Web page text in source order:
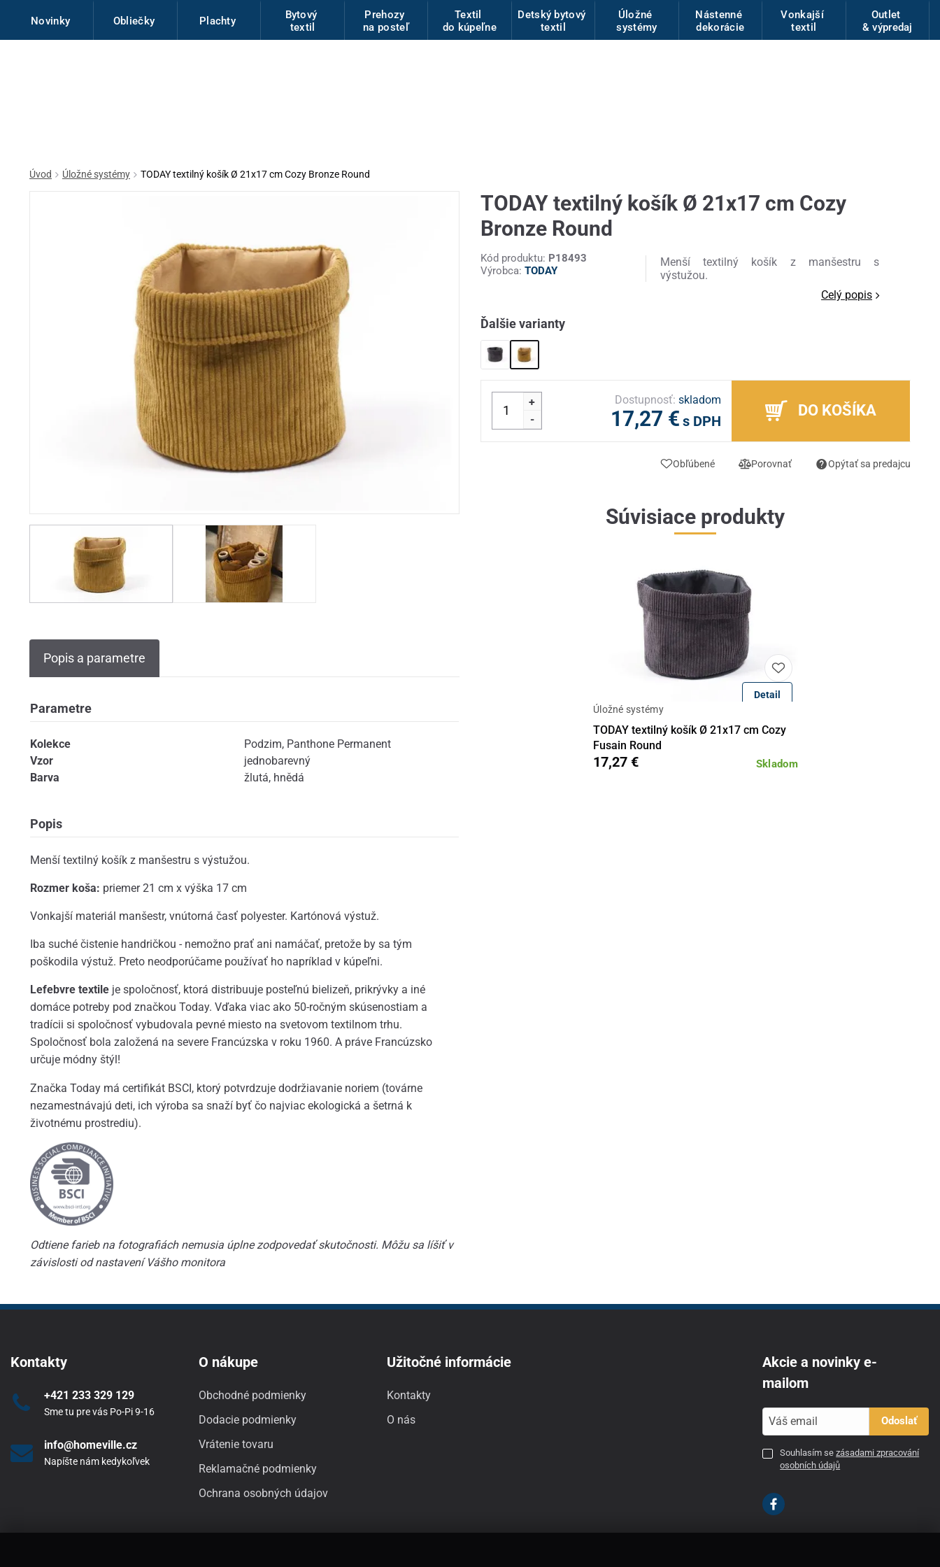
Novinky Obliečky Plachty
Bytový
textil
Prehozy
na posteľ
Textil
do kúpeľne
Detský bytový
textil
Úložné
systémy
Nástenné
dekorácie
Vonkajší
textil
Outlet
& výpredaj
Úvod Úložné systémy TODAY textilný košík Ø 21x17 cm Cozy Bronze Round
Popis a parametre
Parametre
Kolekce Podzim, Panthone Permanent
Vzor
jednobarevný
Barva
žlutá, hnědá
Popis
Menší textilný košík z manšestru s výstužou.
Rozmer koša: priemer 21 cm x výška 17 cm
Vonkajší materiál manšestr, vnútorná časť polyester. Kartónová výstuž.
Iba suché čistenie handričkou - nemožno prať ani namáčať, pretože by sa tým
poškodila výstuž. Preto neodporúčame používať ho napríklad v kúpeľni.
Lefebvre textileje spoločnosť, ktorá distribuuje posteľnú bielizeň, prikrývky a iné
domáce potreby pod značkou Today. Vďaka viac ako 50-ročným skúsenostiam a
tradícii si spoločnosť vybudovala pevné miesto na svetovom textilnom trhu.
Spoločnosť bola založená na severe Francúzska v roku 1960. A práve Francúzsko
určuje módny štýl!
Značka Today má certifikát BSCI, ktorý potvrdzuje dodržiavanie noriem (továrne
nezamestnávajú deti, ich výroba sa snaží byť čo najviac ekologická a šetrná k
životnému prostrediu).
Odtiene farieb na fotografiách nemusia úplne zodpovedať skutočnosti. Môžu sa líšiť v
závislosti od nastavení Vášho monitora
TODAY textilný košík Ø 21x17 cm Cozy
Bronze Round
Kód produktu: P18493
Výrobca: TODAY
Menší textilný košík z manšestru s
výstužou.
Celý popis
Ďalšie varianty
+
-
Dostupnosť: skladom
17,27 € s DPH
DO KOŠÍKA
Obľúbené Porovnať Opýtať sa predajcu
Súvisiace produkty
Detail
Úložné systémy
TODAY textilný košík Ø 21x17 cm Cozy
Fusain Round
Skladom
17,27 €
Kontakty
+421 233 329 129
Sme tu pre vás Po-Pi 9-16
info@homeville.cz
Napíšte nám kedykoľvek
O nákupe
Obchodné podmienky
Dodacie podmienky
Vrátenie tovaru
Reklamačné podmienky
Ochrana osobných údajov
Užitočné informácie
Kontakty
O nás
Akcie a novinky e-
mailom
Odoslať
Souhlasím sezásadami zpracování
osobních údajů